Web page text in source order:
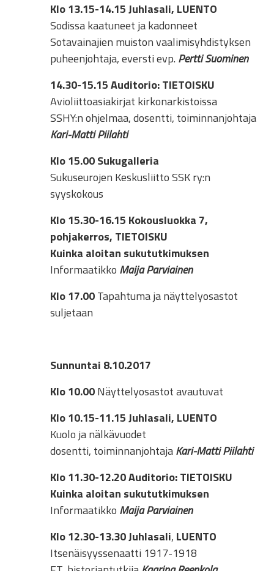
Klo 13.15-14.15Juhlasali, LUENTO
Sodissa kaatuneet ja kadonneet
Sotavainajien muiston vaalimisyhdistyksen
puheenjohtaja, eversti evp. Pertti Suominen
14.30-15.15Auditorio: TIETOISKU
Avioliittoasiakirjat kirkonarkistoissa
SSHY:n ohjelmaa, dosentti, toiminnanjohtaja
Kari-Matti Piilahti
Klo 15.00Sukugalleria
Sukuseurojen Keskusliitto SSK ry:n
syyskokous
Klo 15.30-16.15 Kokousluokka 7,
pohjakerros, TIETOISKU
Kuinka aloitan sukututkimuksen
Informaatikko Maija Parviainen
Klo 17.00Tapahtuma ja näyttelyosastot
suljetaan
Sunnuntai 8.10.2017
Klo 10.00Näyttelyosastot avautuvat
Klo 10.15-11.15Juhlasali, LUENTO
Kuolo ja nälkävuodet
dosentti, toiminnanjohtajaKari-Matti Piilahti
Klo 11.30-12.20Auditorio: TIETOISKU
Kuinka aloitan sukututkimuksen
Informaatikko Maija Parviainen
Klo 12.30-13.30Juhlasali, LUENTO
Itsenäisyyssenaatti 1917-1918